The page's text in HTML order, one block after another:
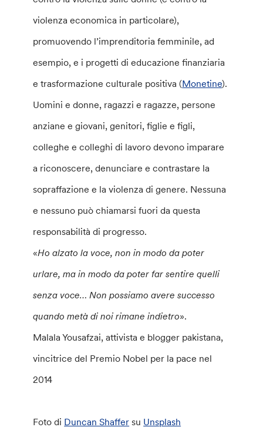
violenza economica in particolare),
promuovendo l’imprenditoria femminile, ad
esempio, e i progetti di educazione finanziaria
e trasformazione culturale positiva (Monetine).
Uomini e donne, ragazzi e ragazze, persone
anziane e giovani, genitori, figlie e figli,
colleghe e colleghi di lavoro devono imparare
a riconoscere, denunciare e contrastare la
sopraffazione e la violenza di genere. Nessuna
e nessuno può chiamarsi fuori da questa
responsabilità di progresso.
«Ho alzato la voce, non in modo da poter
urlare, ma in modo da poter far sentire quelli
senza voce… Non possiamo avere successo
quando metà di noi rimane indietro».
Malala Yousafzai, attivista e blogger pakistana,
vincitrice del Premio Nobel per la pace nel
2014
Foto di Duncan Shaffer su Unsplash